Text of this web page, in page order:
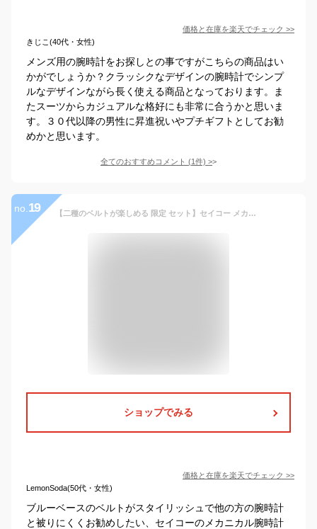
価格と在庫を楽天でチェック >>
きじこ(40代・女性)
メンズ用の腕時計をお探しとの事ですがこちらの商品はい
かがでしょうか？クラッシクなデザインの腕時計でシンプ
ルなデザインながら長く使える商品となっております。ま
たスーツからカジュアルな格好にも非常に合うかと思いま
す。３０代以降の男性に昇進祝いやプチギフトとしてお勧
めかと思います。
全てのおすすめコメント (1件) >
no. 19 【二種のベルトが楽しめる 限定 セット】セイコー メカニカル 腕時計 SEIKO 時計 メンズ 男性 向け 機械式 オートマ 自動巻き スケルトン 自動巻 人気 ブランド 革ベルト おすすめ 仕事 ビジネス フォーマル スーツ おしゃれ 誕生日 プレゼント 日付 曜日 文字盤 青 シンプル
ショップでみる
価格と在庫を楽天でチェック >>
LemonSoda(50代・女性)
ブルーベースのベルトがスタイリッシュで他の方の腕時計
と被りにくくお勧めしたい、セイコーのメカニカル腕時計